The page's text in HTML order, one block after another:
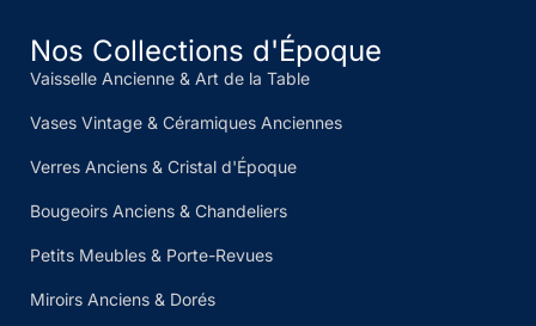
Nos Collections d'Époque
Vaisselle Ancienne & Art de la Table
Vases Vintage & Céramiques Anciennes
Verres Anciens & Cristal d'Époque
Bougeoirs Anciens & Chandeliers
Petits Meubles & Porte-Revues
Miroirs Anciens & Dorés